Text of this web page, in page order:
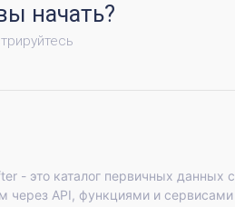
начать?
- это каталог первичных данных с
через API, функциями и сервисами